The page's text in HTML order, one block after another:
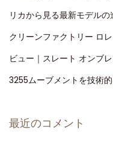
リカから見る最新モデルの
クリーンファクトリー ロ
ビュー｜スレート オンブ
3255ムーブメントを技術
最近のコメント